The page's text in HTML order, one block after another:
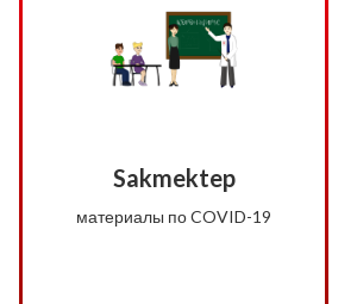
Sakmektep
материалы по COVID-19